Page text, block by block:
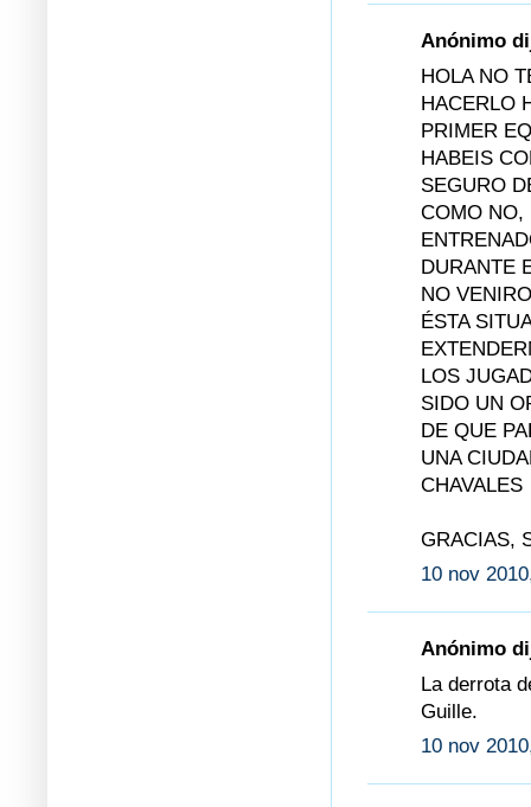
Anónimo
HOLA NO
HACERLO
PRIMER
HABEIS
SEGURO
COMO NO,
DURANTE
NO
ÉSTA
LOS
SIDO UN
DE QUE
UNA
CHAVALES
GRACIAS,
10 nov
Anónimo
La derrota
Guille.
10 nov